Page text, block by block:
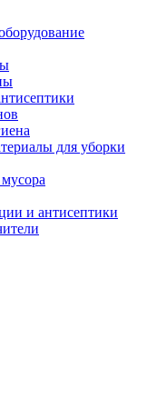
для уборки
и антисептики